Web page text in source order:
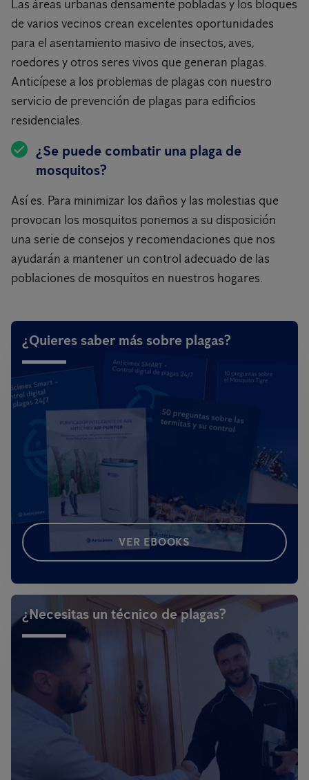
Las áreas urbanas densamente pobladas y los bloques
de varios vecinos crean excelentes oportunidades
para el asentamiento masivo de insectos, aves,
roedores y otros seres vivos que generan plagas.
Anticípese a los problemas de plagas con nuestro
servicio de prevención de plagas para edificios
residenciales.
¿Se puede combatir una plaga de
mosquitos?
Así es. Para minimizar los daños y las molestias que
provocan los mosquitos ponemos a su disposición
una serie de consejos y recomendaciones que nos
ayudarán a mantener un control adecuado de las
poblaciones de mosquitos en nuestros hogares.
¿Quieres saber más sobre plagas?
VER EBOOKS
¿Necesitas un técnico de plagas?